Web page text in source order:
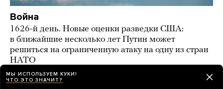
Война
1626-й день. Новые оценки разведки США:
в ближайшие несколько лет Путин может
решиться на ограниченную атаку на одну из стран
НАТО
НОВОСТИ 18 часов назад
МЫ ИСПОЛЬЗУЕМ КУКИ!
ЧТО ЭТО ЗНАЧИТ?